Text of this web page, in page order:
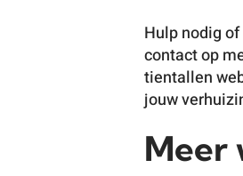
Hulp nodig
contact op
tientallen
jouw
Meer